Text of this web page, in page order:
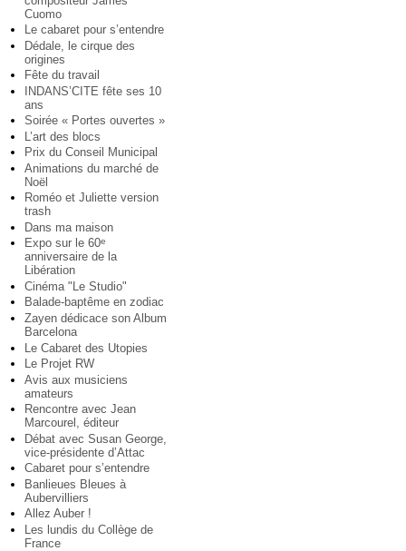
Cuomo
Le cabaret pour s’entendre
Dédale, le cirque des
origines
Fête du travail
INDANS’CITE fête ses 10
ans
Soirée « Portes ouvertes »
L’art des blocs
Prix du Conseil Municipal
Animations du marché de
Noël
Roméo et Juliette version
trash
Dans ma maison
Expo sur le 60e
anniversaire de la
Libération
Cinéma "Le Studio"
Balade-baptême en zodiac
Zayen dédicace son Album
Barcelona
Le Cabaret des Utopies
Le Projet RW
Avis aux musiciens
amateurs
Rencontre avec Jean
Marcourel, éditeur
Débat avec Susan George,
vice-présidente d’Attac
Cabaret pour s’entendre
Banlieues Bleues à
Aubervilliers
Allez Auber !
Les lundis du Collège de
France